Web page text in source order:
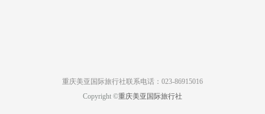
重庆美亚国际旅行社联系电话：023-86915016
Copyright ©重庆美亚国际旅行社